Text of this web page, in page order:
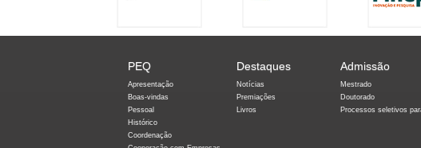
PEQ
Apresentação
Boas-vindas
Pessoal
Histórico
Coordenação
Destaques
Notícias
Premiações
Livros
Admissão
Mestrado
Doutorado
Processos seletivos